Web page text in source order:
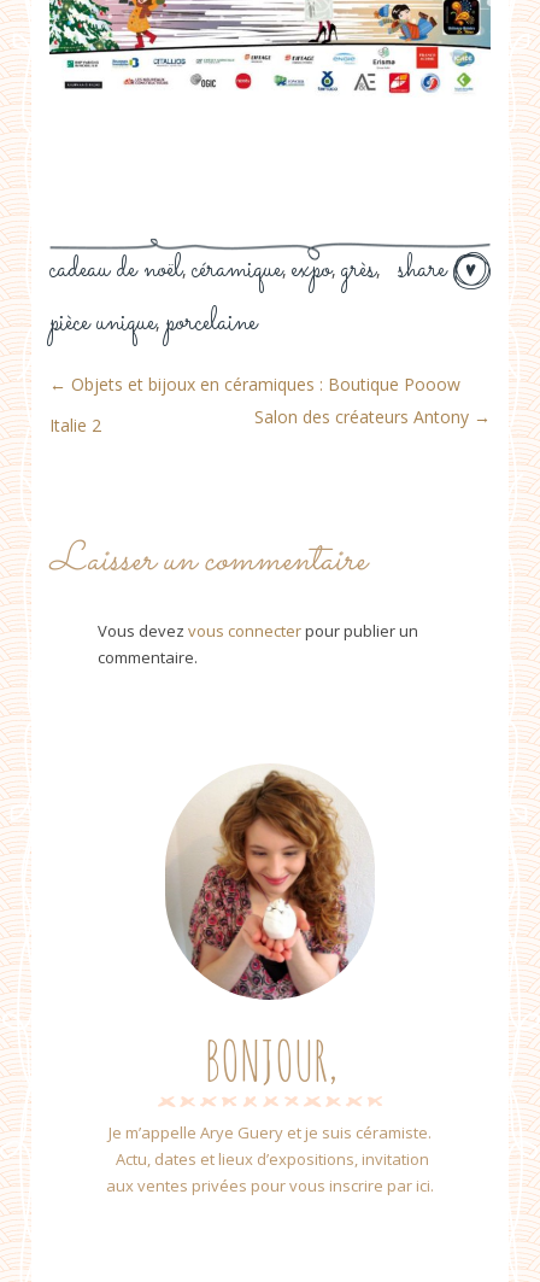
share
cadeau de noël, céramique, expo, grès,
pièce unique, porcelaine
← Objets et bijoux en céramiques : Boutique Pooow
Italie 2
Salon des créateurs Antony →
Laisser un commentaire
Vous devez vous connecterpour publier un
commentaire.
BONJOUR,
Je m’appelle Arye Guery et je suis céramiste.
Actu, dates et lieux d’expositions, invitation
aux ventes privées pour vous inscrire par ici.